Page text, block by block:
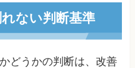
ない判断基準
どうかの判断は、改善